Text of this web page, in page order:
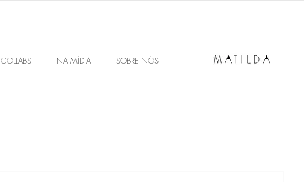
COLLABS NA MÍDIA SOBRE NÓS